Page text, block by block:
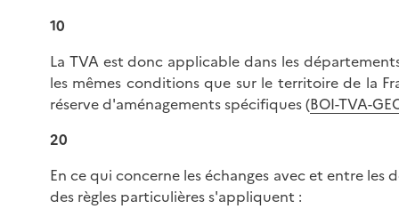
10
La TVA est donc applicable dans les
les mêmes conditions que sur le territoire de la
réserve d'aménagements spécifiques (BOI-TVA-
20
En ce qui concerne les échanges avec et entre les
des règles particulières s'appliquent :